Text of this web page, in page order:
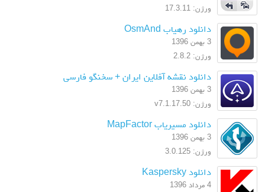
ورژن: 17.3.11
دانلود رهیاب OsmAnd
3 بهمن 1396
ورژن: 2.8.2
دانلود نقشه آفلاین ایران + سخنگو فارسی
3 بهمن 1396
ورژن: v7.1.17.50
دانلود مسیریاب MapFactor
3 بهمن 1396
ورژن: 3.0.125
دانلود Kaspersky
4 مرداد 1396